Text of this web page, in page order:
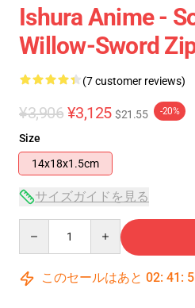
Ishura Anime -
Willow-Sword
(7 customer reviews)
¥3,906 ¥3,125 $21.55 -20%
Size
14x18x1.5cm
サイズガイドを見る
このセールはあと 02: 41 :